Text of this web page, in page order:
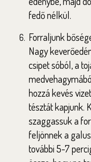
fedő nélkül.
Forraljunk
Nagy
csipet sóból, a
hozzá kevés
tésztát kapjunk.
szaggassuk a
feljönnek a
további 5-7